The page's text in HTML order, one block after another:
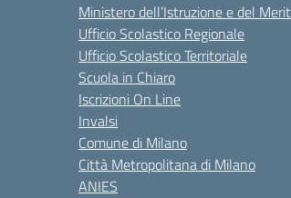
Ministero dell’Istruzione e del
Ufficio Scolastico Regionale
Ufficio Scolastico Territoriale
Scuola in Chiaro
Iscrizioni On Line
Invalsi
Comune di Milano
Città Metropolitana di Milano
ANIES